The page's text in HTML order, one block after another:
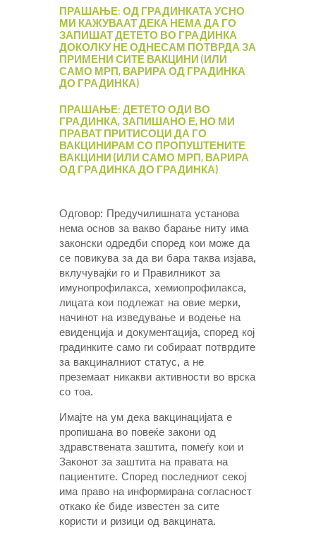
ПРАШАЊЕ: ОД ГРАДИНКАТА УСНО
МИ КАЖУВААТ ДЕКА НЕМА ДА ГО
ЗАПИШАТ ДЕТЕТО ВО ГРАДИНКА
ДОКОЛКУ НЕ ОДНЕСАМ ПОТВРДА ЗА
ПРИМЕНИ СИТЕ ВАКЦИНИ (ИЛИ
САМО МРП, ВАРИРА ОД ГРАДИНКА
ДО ГРАДИНКА)
ПРАШАЊЕ: ДЕТЕТО ОДИ ВО
ГРАДИНКА, ЗАПИШАНО Е, НО МИ
ПРАВАТ ПРИТИСОЦИ ДА ГО
ВАКЦИНИРАМ СО ПРОПУШТЕНИТЕ
ВАКЦИНИ (ИЛИ САМО МРП, ВАРИРА
ОД ГРАДИНКА ДО ГРАДИНКА)
Одговор: Предучилишната установа
нема основ за вакво барање ниту има
законски одредби според кои може да
се повикува за да ви бара таква изјава,
вклучувајќи го и Правилникот за
имунопрофилакса, хемиопрофилакса,
лицата кои подлежат на овие мерки,
начинот на изведување и водење на
евиденција и документација, според кој
градинките само ги собираат потврдите
за вакциналниот статус, а не
преземаат никакви активности во врска
со тоа.
Имајте на ум дека вакцинацијата е
пропишана во повеќе закони од
здравствената заштита, помеѓу кои и
Законот за заштита на правата на
пациентите. Според последниот секој
има право на информирана согласност
откако ќе биде известен за сите
користи и ризици од вакцината.